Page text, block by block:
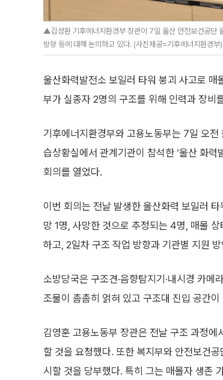
▲김성환 기후에너지환경부 장관이 7일 울산 안전보건공단
방향 등에 대해 논의하고 있다. (사진제공=기후에너지환경부)
울산화력발전소 보일러 타워 붕괴 사고로
부가 실종자 2명의 구조를 위해 인력과 장비
기후에너지환경부와 고용노동부는 7일 오
습상황실에서 관계기관이 참석한 ‘울산 화
회의를 열었다.
이번 회의는 전날 발생한 울산화력 보일러
망 1명, 사망한 것으로 추정되는 4명, 매몰
하고, 2일차 구조 작업 방향과 기관별 지원
소방당국은 구조견·음향탐지기·내시경 카
조물이 촘촘히 얽혀 있고 구조대 진입 공간
김영훈 고용노동부 장관은 전날 구조 과정에
할 것을 요청했다. 또한 복지부와 안전보건
시할 것을 당부했다. 특히 그는 매몰자 생존